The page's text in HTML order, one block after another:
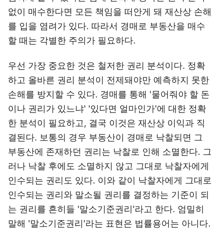
없이 매수한다면 모든 책임을 떠안게 돼 재산상 손해
를 입을 염려가 있다. 따라서 경매로 부동산을 매수
할 때는 각별한 주의가 필요하다.
우선 가장 중요한 것은 철저한 권리 분석이다. 정확
하고 올바른 권리 분석이 전제돼야만 예측하지 못한
손해를 방지할 수 있다. 경매를 통해 '물어줘야 할 돈
이나 권리가 있느냐' '있다면 얼마인가'에 대한 정확
한 분석이 필요하고, 결국 이것은 재산상 이익과 직
결된다. 보통의 경우 부동산이 경매로 낙찰되면 그
부동산에 존재하던 권리는 낙찰로 인해 소멸한다. 그
러나 낙찰 후에도 소멸하지 않고 그대로 낙찰자에게
인수되는 권리도 있다. 이와 같이 낙찰자에게 그대로
인수되는 권리와 말소될 권리를 결정하는 기준이 되
는 권리를 흔히들 '말소기준권리'라고 한다. 엄밀히
말해 '말소기준권리'라는 표현은 법률용어는 아니다.